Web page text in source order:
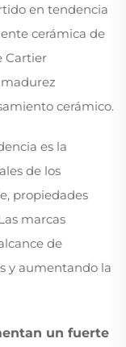
en tendencia
cerámica de
Cartier
cerámico.
es la
de los
propiedades
marcas
de
y aumentando la
un fuerte